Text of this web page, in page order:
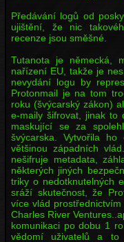
Předávání logů od
ujištění, že nic
recenze jsou směšné.
Tutanota je německá,
nařízení EU, takže je
nevydání logu by
Protonmail je na tom
roku (švýcarský zákon)
e-maily šifrovat, jinak to
maskující se za
švýcarska. Vytvořila
většinou západních
nešifruje metadata,
některých jiných
triky o nedotknutelných
sráží skutečnost, že
více vlád
Charles River
komunikaci po dobu 1
vědomí uživatelů a